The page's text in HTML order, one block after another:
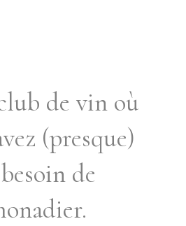
de vin où
(presque)
de